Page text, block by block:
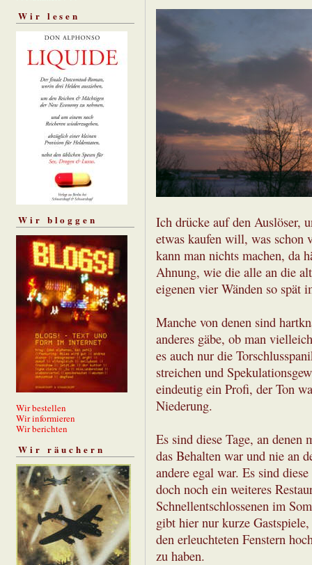
Wir lesen
Wir bloggen
Wir bestellen
Wir informieren
Wir berichten
Wir räuchern
Ich drücke auf den Auslöser,
etwas kaufen will, was schon
kann man nichts machen, da
Ahnung, wie die alle an die
eigenen vier Wänden so spät
Manche von denen sind
anderes gäbe, ob man
es auch nur die
streichen und
eindeutig ein Profi, der Ton
Niederung.
Es sind diese Tage, an
das Behalten war und nie an
andere egal war. Es sind
doch noch ein weiteres
Schnellentschlossenen im
gibt hier nur kurze
den erleuchteten Fenstern
zu haben.